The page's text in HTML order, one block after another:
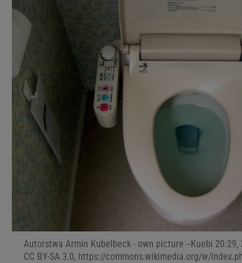
Autorstwa Armin Kubelbeck - own picture --Kuebi 20:29,
CC BY-SA 3.0, https://commons.wikimedia.org/w/